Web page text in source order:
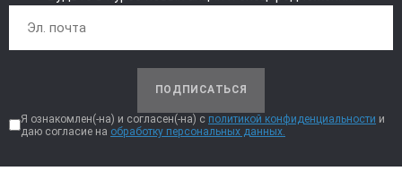
ПОДПИСАТЬСЯ
Я ознакомлен(-на) и согласен(-на) с политикой конфиденциальности и
даю согласие на обработку персональных данных.